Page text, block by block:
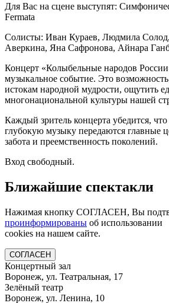
Для Вас на сцене выступят:
Fermata
Солисты: Иван Кураев, Людмила
Аверкина, Яна Сафронова, Айнара
Концерт «Колыбельные народов
музыкальное событие. Это
истокам народной мудрости, ощутить
многонациональной культуры нашей
Каждый зритель концерта убедится,
глубокую музыку передаются главные
забота и преемственность поколений.
Вход свободный.
Ближайшие спектакли
Нажимая кнопку СОГЛАСЕН, Вы
проинформированы об использовании
cookies на нашем сайте.
СОГЛАСЕН
Концертный зал
Воронеж, ул. Театральная, 17
Зелёный театр
Воронеж, ул. Ленина, 10